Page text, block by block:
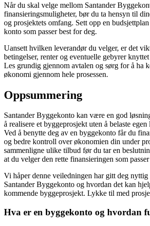
Når du skal velge mellom Santander
finansieringsmuligheter, bør du ta hensyn til
og prosjektets omfang. Sett opp en
konto som passer best for deg.
Uansett hvilken leverandør du velger, er det
betingelser, renter og eventuelle gebyrer
Les grundig gjennom avtalen og sørg for å ha
økonomi gjennom hele prosessen.
Oppsummering
Santander Byggekonto kan være en god
å realisere et byggeprosjekt uten å belaste
Ved å benytte deg av en byggekonto får du
og bedre kontroll over økonomien din under
sammenligne ulike tilbud før du tar en
at du velger den rette finansieringen som
Vi håper denne veiledningen har gitt deg
Santander Byggekonto og hvordan det kan
kommende byggeprosjekt. Lykke til med
Hva er en byggekonto og hvordan